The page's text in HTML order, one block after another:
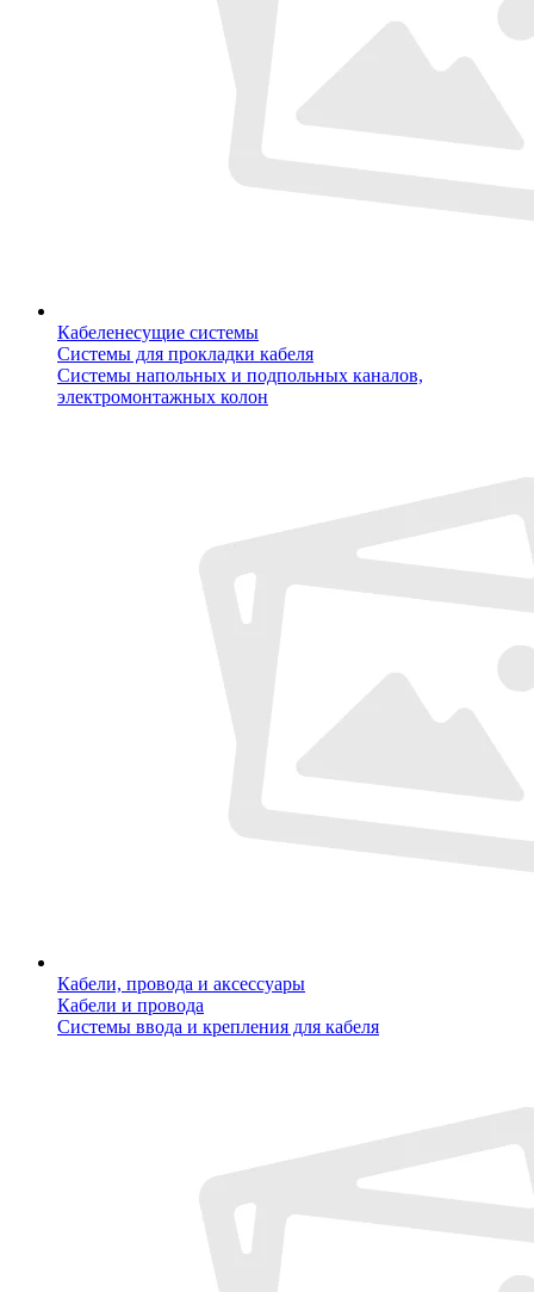
Кабеленесущие системы
Системы для прокладки кабеля
Системы напольных и подпольных каналов,
электромонтажных колон
Кабели, провода и аксессуары
Кабели и провода
Системы ввода и крепления для кабеля